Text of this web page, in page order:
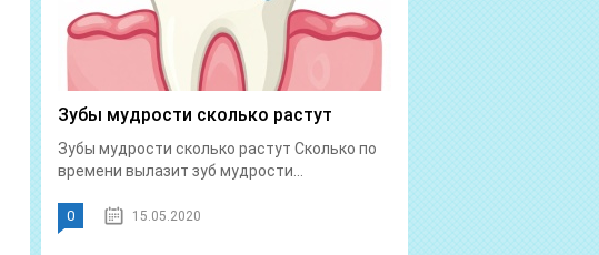
Зубы мудрости сколько растут
Зубы мудрости сколько растут Сколько по
времени вылазит зуб мудрости...
0 15.05.2020